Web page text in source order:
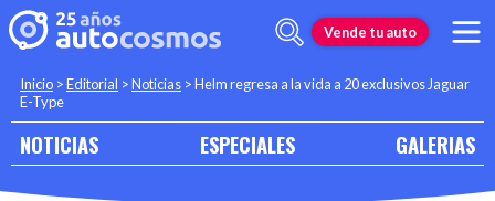
Vende tu auto
Inicio >Editorial >Noticias >Helm regresa a la vida a 20 exclusivos Jaguar
E-Type
NOTICIAS ESPECIALES GALERIAS